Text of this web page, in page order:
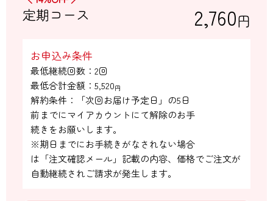
定期コース 2,760円
お申込み条件
最低継続回数：2回
最低合計金額： 5,520円
解約条件：「次回お届け予定日」の5日
前までにマイアカウントにて解除のお手
続きをお願いします。
※期日までにお手続きがなされない場合
は「注文確認メール」記載の内容、価格でご注文が
自動継続されご請求が発生します。